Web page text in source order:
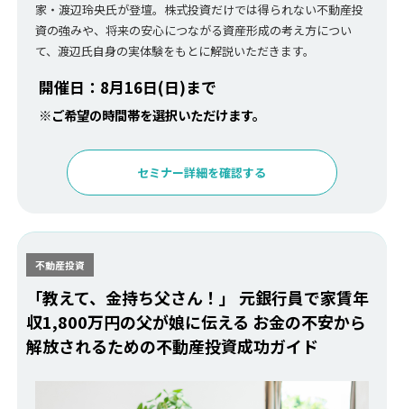
家・渡辺玲央氏が登壇。株式投資だけでは得られない不動産投
資の強みや、将来の安心につながる資産形成の考え方につい
て、渡辺氏自身の実体験をもとに解説いただきます。
開催日：8月16日(日)まで
※ご希望の時間帯を選択いただけます。
セミナー詳細を確認する
不動産投資
「教えて、金持ち父さん！」 元銀行員で家賃年
収1,800万円の父が娘に伝える お金の不安から
解放されるための不動産投資成功ガイド